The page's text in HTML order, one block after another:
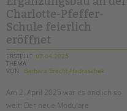
boddin-
schule
Charlotte-Pfeffer-
Schule feierlich
eröffnet
ERSTELLT 07.04.2025
THEMA
VON
Barbara Brecht-Hadraschek
Am 2. April 2025 war es endlich so
weit: Der neue Modulare